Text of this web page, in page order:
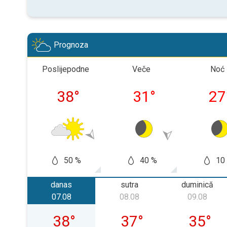
Prognoza
Poslijepodne
38°
50 %
Veče
31 °
40 %
Noć
27
10
danas
vineri, 07.08
07.08
38°
sutra
sâmbătă, 08.08
08.08
37°
duminică
09.08
35°